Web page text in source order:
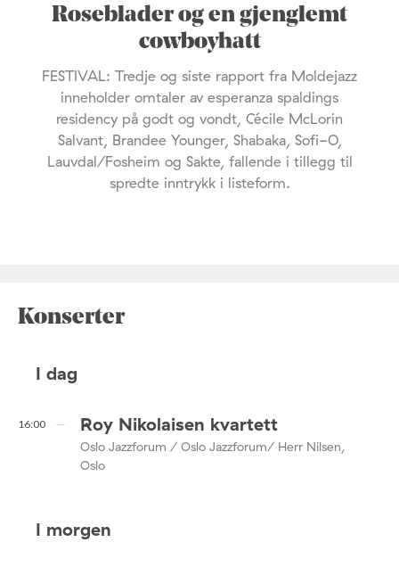
Roseblader og en gjenglemt
cowboyhatt
FESTIVAL: Tredje og siste rapport fra Moldejazz
inneholder omtaler av esperanza spaldings
residency på godt og vondt, Cécile McLorin
Salvant, Brandee Younger, Shabaka, Sofi-O,
Lauvdal/Fosheim og Sakte, fallende i tillegg til
spredte inntrykk i listeform.
Konserter
I dag
16:00 Roy Nikolaisen kvartett
Oslo Jazzforum / Oslo Jazzforum/ Herr Nilsen,
Oslo
I morgen